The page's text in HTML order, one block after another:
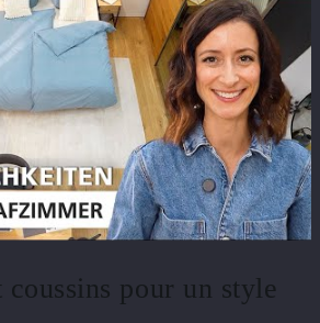
pour un style